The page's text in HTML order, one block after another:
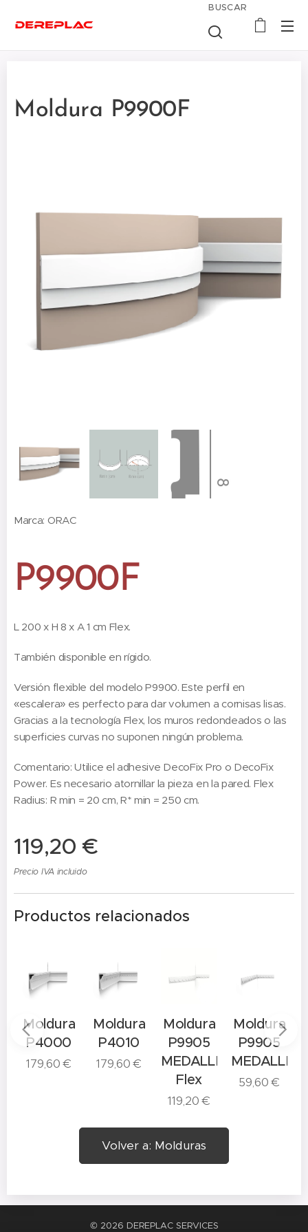
BUSCAR
Moldura P9900F
Marca: ORAC
P9900F
L 200 x H 8 x A 1 cm Flex.
También disponible en rígido.
Versión flexible del modelo P9900. Este perfil en
«escalera» es perfecto para dar volumen a cornisas lisas.
Gracias a la tecnología Flex, los muros redondeados o las
superficies curvas no suponen ningún problema.
Comentario: Utilice el adhesive DecoFix Pro o DecoFix
Power. Es necesario atornillar la pieza en la pared. Flex
Radius: R min = 20 cm, R* min = 250 cm.
119,20 €
Precio IVA incluido
Productos relacionados
Moldura
P4000
179,60€
Moldura
P4010
179,60€
Moldura
P9905
MEDALLION
Flex
119,20€
Moldura
P9905
59,60€
Volver a: Molduras
© 2026 DEREPLAC SERVICES